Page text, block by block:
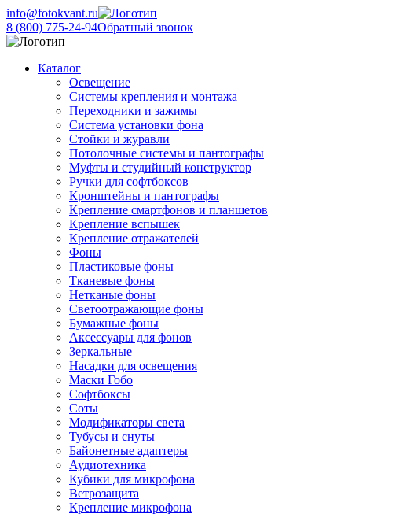
info@fotokvant.ru
8 (800) 775-24-94Обратный звонок
Каталог
Освещение
Системы крепления и монтажа
Переходники и зажимы
Система установки фона
Стойки и журавли
Потолочные системы и пантографы
Муфты и студийный конструктор
Ручки для софтбоксов
Кронштейны и пантографы
Крепление смартфонов и планшетов
Крепление вспышек
Крепление отражателей
Фоны
Пластиковые фоны
Тканевые фоны
Нетканые фоны
Светоотражающие фоны
Бумажные фоны
Аксессуары для фонов
Зеркальные
Насадки для освещения
Маски Гобо
Софтбоксы
Соты
Модификаторы света
Тубусы и снуты
Байонетные адаптеры
Аудиотехника
Кубики для микрофона
Ветрозащита
Крепление микрофона